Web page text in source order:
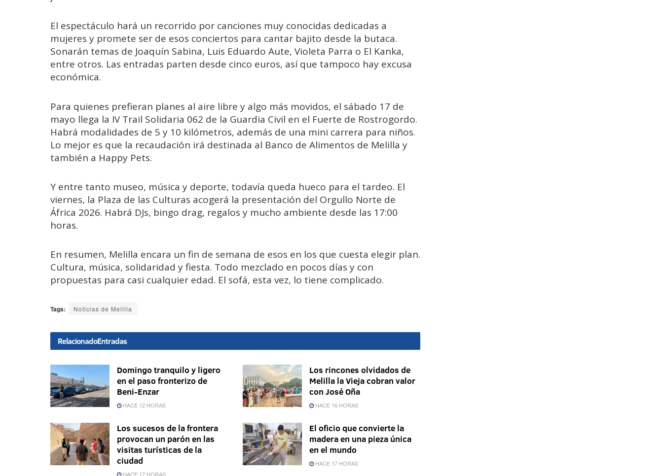
El espectáculo hará un recorrido por canciones muy conocidas dedicadas a
mujeres y promete ser de esos conciertos para cantar bajito desde la butaca.
Sonarán temas de Joaquín Sabina, Luis Eduardo Aute, Violeta Parra o El Kanka,
entre otros. Las entradas parten desde cinco euros, así que tampoco hay excusa
económica.
Para quienes prefieran planes al aire libre y algo más movidos, el sábado 17 de
mayo llega la IV Trail Solidaria 062 de la Guardia Civil en el Fuerte de Rostrogordo.
Habrá modalidades de 5 y 10 kilómetros, además de una mini carrera para niños.
Lo mejor es que la recaudación irá destinada al Banco de Alimentos de Melilla y
también a Happy Pets.
Y entre tanto museo, música y deporte, todavía queda hueco para el tardeo. El
viernes, la Plaza de las Culturas acogerá la presentación del Orgullo Norte de
África 2026. Habrá DJs, bingo drag, regalos y mucho ambiente desde las 17:00
horas.
En resumen, Melilla encara un fin de semana de esos en los que cuesta elegir plan.
Cultura, música, solidaridad y fiesta. Todo mezclado en pocos días y con
propuestas para casi cualquier edad. El sofá, esta vez, lo tiene complicado.
Tags: Noticias de Melilla
RelacionadoEntradas
Domingo tranquilo y ligero
en el paso fronterizo de
Beni-Enzar
HACE 12 HORAS
Los rincones olvidados de
Melilla la Vieja cobran valor
con José Oña
HACE 16 HORAS
Los sucesos de la frontera
provocan un parón en las
visitas turísticas de la
ciudad
HACE 17 HORAS
El oficio que convierte la
madera en una pieza única
en el mundo
HACE 17 HORAS